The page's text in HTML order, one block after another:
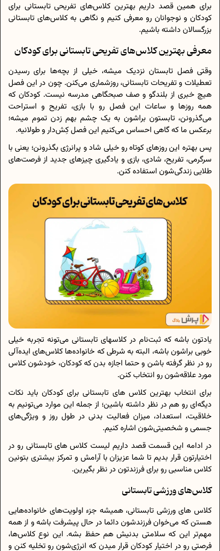
برای همین قصد داریم بهترین کلاس‌های تفریحی تابستانی برای
کودکان و نوجوانان رو معرفی کنیم و نگاهی به کلاس‌های تابستانی
بزرگسالان داشته باشیم.
معرفی بهترین کلاس‌های تفریحی تابستانی برای کودکان
وقتی فصل تابستان نزدیک میشه، خیلی از بچه‌ها برای رسیدن
تعطیلات و تفریحات تابستانی، روزشماری می‌کنن. چون در این فصل
هیچ خبری از بلندگو و صف صبحگاهی مدرسه نیست. کودکان که
همه روزها و ساعات این فصل رو با بازی، تفریح و استراحت
می‌گذرونن، تابستون براشون به یک چشم بهم زدن تموم میشه؛
برعکس ما که گاهی احساس می‌کنیم این فصل کِش‌دار و طولانیه.
پس بهتره این روزهای کوتاه رو خیلی شاد و پرانرژی بگذرونن؛ یعنی با
سرگرمی، تفریح، شادی، بازی و یادگیری چیزهای جدید از فرصت‌های
طلایی زندگی‌شون استفاده کنن.
یادتون باشه که ثبت‌نام در کلاسهای تابستانی می‌تونه تجربه خیلی
خوبی براشون باشه، البته به شرطی که خانواده‌ها کلاس‌های ایده‌آلی
رو در نظر گرفته باشن و حتما اجازه بدن که کودکان، خودشون کلاس
مورد علاقه‌شون رو انتخاب کنن.
برای انتخاب بهترین کلاس های تابستانی برای کودکان باید نکات
دیگه‌ای رو هم در نظر داشته باشین؛ از جمله این موارد می‌تونیم به
خلاقیت، استعداد، میزان فعالیت بدنی در طول روز و ویژگی‌های
جسمی و شخصیتی‌شون اشاره کنیم.
در ادامه این قسمت قصد داریم لیست کلاس های تابستانی رو در
اختیارتون قرار بدیم تا شما عزیزان با آرامش و تمرکز بیشتری بتونین
کلاس مناسبی رو برای فرزندتون در نظر بگیرین.
کلاس‌های ورزشی تابستانی
کلاس های ورزشی تابستانی، همیشه جزء اولویت‌های خانواده‌هایی
هستن که می‌خوان فرزندشون دائما در حال پیشرفت باشه و از همه
مهم‌تر این که سلامتی بدنیش هم حفظ بشه. این نوع کلاس‌ها،
فرصتی رو در اختیار کودکان قرار میدن که انرژی‌شون رو تخلیه کنن و